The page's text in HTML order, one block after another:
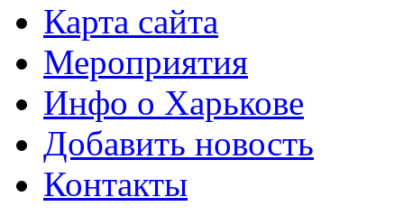
Карта сайта
Мероприятия
Инфо о Харькове
Добавить новость
Контакты